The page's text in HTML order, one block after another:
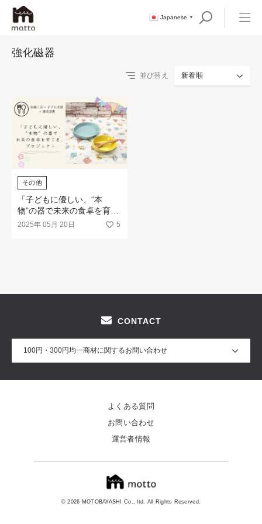
Japanese ▼
強化磁器
並び替え 新着順
その他
「子どもに優しい、“本
物”の器で未来の食卓を育て
る」プロジェクトに挑戦★
2025年 05月 20日 5
CONTACT
100円・300円均一商材に関するお問い合わせ
© 2026 MOTOBAYASHI Co., ltd. All Rights Reserved.
よくある質問
お問い合わせ
運営者情報